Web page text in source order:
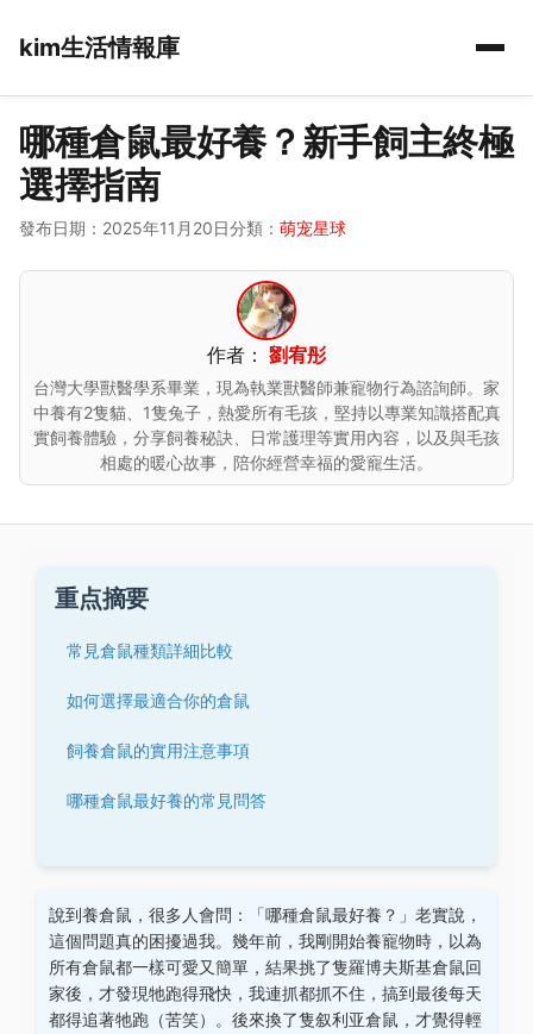
kim生活情報庫
哪種倉鼠最好養？新手飼主終極
選擇指南
發布日期：2025年11月20日分類： 萌宠星球
作者： 劉宥彤
台灣大學獸醫學系畢業，現為執業獸醫師兼寵物行為諮詢師。家
中養有2隻貓、1隻兔子，熱愛所有毛孩，堅持以專業知識搭配真
實飼養體驗，分享飼養秘訣、日常護理等實用內容，以及與毛孩
相處的暖心故事，陪你經營幸福的愛寵生活。
重点摘要
常見倉鼠種類詳細比較
如何選擇最適合你的倉鼠
飼養倉鼠的實用注意事項
哪種倉鼠最好養的常見問答
說到養倉鼠，很多人會問：「哪種倉鼠最好養？」老實說，
這個問題真的困擾過我。幾年前，我剛開始養寵物時，以為
所有倉鼠都一樣可愛又簡單，結果挑了隻羅博夫斯基倉鼠回
家後，才發現牠跑得飛快，我連抓都抓不住，搞到最後每天
都得追著牠跑（苦笑）。後來換了隻叙利亚倉鼠，才覺得輕